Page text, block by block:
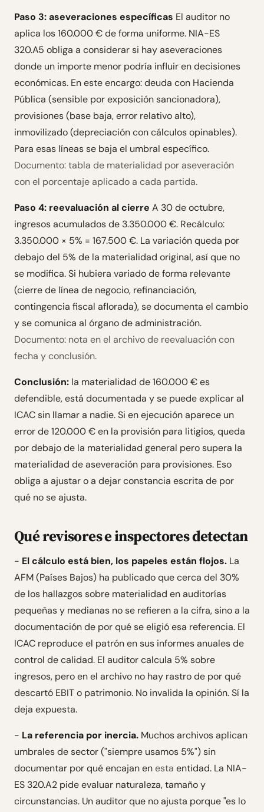
Paso 3: aseveraciones específicas El auditor no
aplica los 160.000 € de forma uniforme. NIA-ES
320.A5 obliga a considerar si hay aseveraciones
donde un importe menor podría influir en decisiones
económicas. En este encargo: deuda con Hacienda
Pública (sensible por exposición sancionadora),
provisiones (base baja, error relativo alto),
inmovilizado (depreciación con cálculos opinables).
Para esas líneas se baja el umbral específico.
Documento: tabla de materialidad por aseveración
con el porcentaje aplicado a cada partida.
Paso 4: reevaluación al cierre A 30 de octubre,
ingresos acumulados de 3.350.000 €. Recálculo:
3.350.000 × 5% = 167.500 €. La variación queda por
debajo del 5% de la materialidad original, así que no
se modifica. Si hubiera variado de forma relevante
(cierre de línea de negocio, refinanciación,
contingencia fiscal aflorada), se documenta el cambio
y se comunica al órgano de administración.
Documento: nota en el archivo de reevaluación con
fecha y conclusión.
Conclusión: la materialidad de 160.000 € es
defendible, está documentada y se puede explicar al
ICAC sin llamar a nadie. Si en ejecución aparece un
error de 120.000 € en la provisión para litigios, queda
por debajo de la materialidad general pero supera la
materialidad de aseveración para provisiones. Eso
obliga a ajustar o a dejar constancia escrita de por
qué no se ajusta.
Qué revisores e inspectores detectan
- El cálculo está bien, los papeles están flojos. La
AFM (Países Bajos) ha publicado que cerca del 30%
de los hallazgos sobre materialidad en auditorías
pequeñas y medianas no se refieren a la cifra, sino a la
documentación de por qué se eligió esa referencia. El
ICAC reproduce el patrón en sus informes anuales de
control de calidad. El auditor calcula 5% sobre
ingresos, pero en el archivo no hay rastro de por qué
descartó EBIT o patrimonio. No invalida la opinión. Sí la
deja expuesta.
- La referencia por inercia. Muchos archivos aplican
umbrales de sector ("siempre usamos 5%") sin
documentar por qué encajan enesta entidad. La NIA-
ES 320.A2 pide evaluar naturaleza, tamaño y
circunstancias. Un auditor que no ajusta porque "es lo